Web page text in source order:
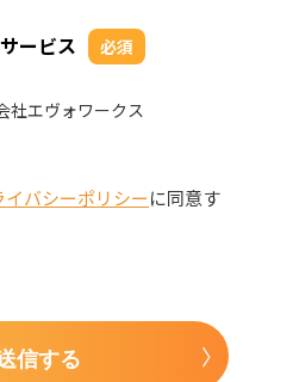
ービス 必須
社エヴォワークス
イバシーポリシーに同意す
信する